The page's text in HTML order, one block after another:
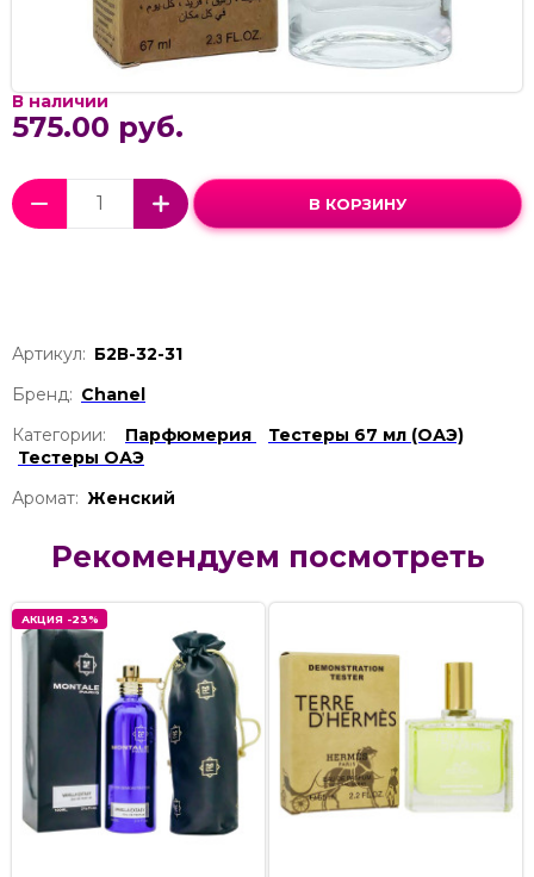
В наличии
575.00 руб.
В КОРЗИНУ
Артикул: Б2В-32-31
Бренд: Chanel
Категории:
Парфюмерия
Тестеры 67 мл (ОАЭ)
Тестеры ОАЭ
Аромат: Женский
Рекомендуем посмотреть
АКЦИЯ -23%